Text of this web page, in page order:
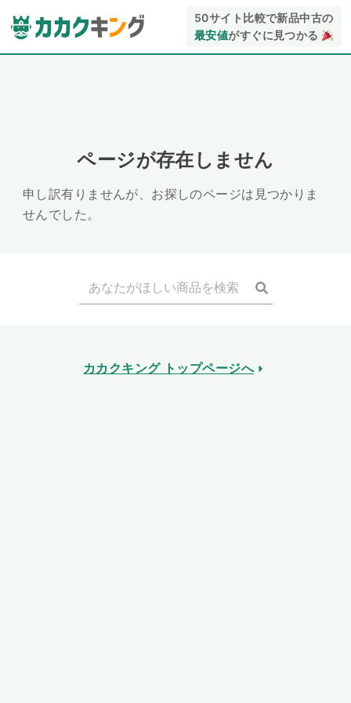
50サイト比較で新品中古の
最安値がすぐに見つかる
ページが存在しません
申し訳有りませんが、お探しのページは見つかりま
せんでした。
カカクキング トップページへ